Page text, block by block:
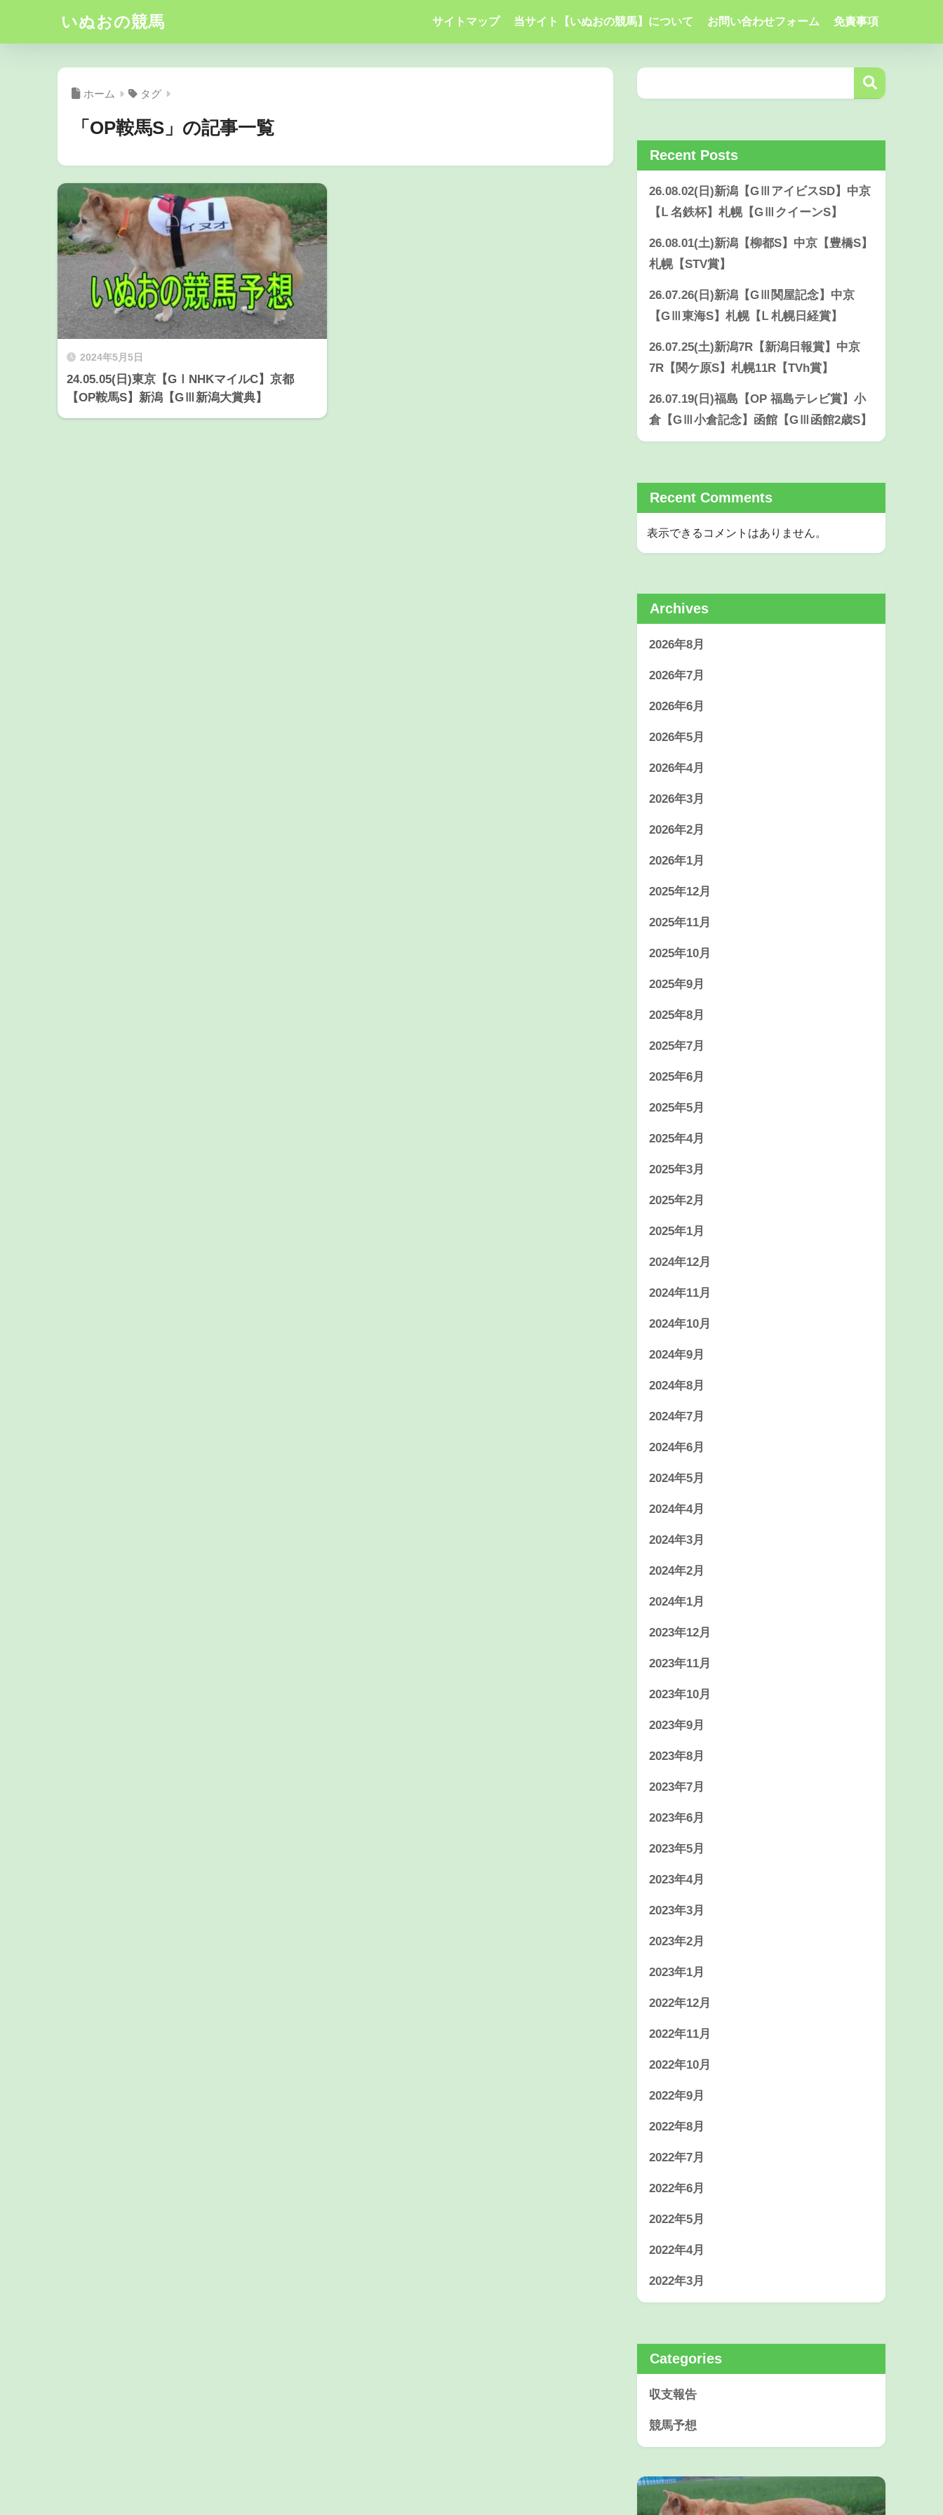
いぬおの競馬 サイトマップ 当サイト【いぬおの競馬】について お問い合わせフォーム 免責事項
ホーム タグ
「OP鞍馬S」の記事一覧
2024年5月5日
24.05.05(日)東京【GⅠNHKマイルC】京都
【OP鞍馬S】新潟【GⅢ新潟大賞典】
Recent Posts
26.08.02(日)新潟【GⅢアイビスSD】中京
【Ⅼ 名鉄杯】札幌【GⅢクイーンS】
26.08.01(土)新潟【柳都S】中京【豊橋S】
札幌【STV賞】
26.07.26(日)新潟【GⅢ関屋記念】中京
【GⅢ東海S】札幌【Ⅼ 札幌日経賞】
26.07.25(土)新潟7R【新潟日報賞】中京
7R【関ケ原S】札幌11R【TVh賞】
26.07.19(日)福島【OP 福島テレビ賞】小
倉【GⅢ小倉記念】函館【GⅢ函館2歳S】
Recent Comments
表示できるコメントはありません。
Archives
2026年8月
2026年7月
2026年6月
2026年5月
2026年4月
2026年3月
2026年2月
2026年1月
2025年12月
2025年11月
2025年10月
2025年9月
2025年8月
2025年7月
2025年6月
2025年5月
2025年4月
2025年3月
2025年2月
2025年1月
2024年12月
2024年11月
2024年10月
2024年9月
2024年8月
2024年7月
2024年6月
2024年5月
2024年4月
2024年3月
2024年2月
2024年1月
2023年12月
2023年11月
2023年10月
2023年9月
2023年8月
2023年7月
2023年6月
2023年5月
2023年4月
2023年3月
2023年2月
2023年1月
2022年12月
2022年11月
2022年10月
2022年9月
2022年8月
2022年7月
2022年6月
2022年5月
2022年4月
2022年3月
Categories
収支報告
競馬予想